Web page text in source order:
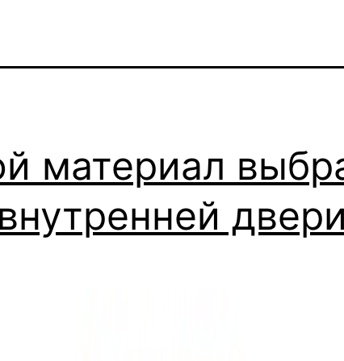
материал